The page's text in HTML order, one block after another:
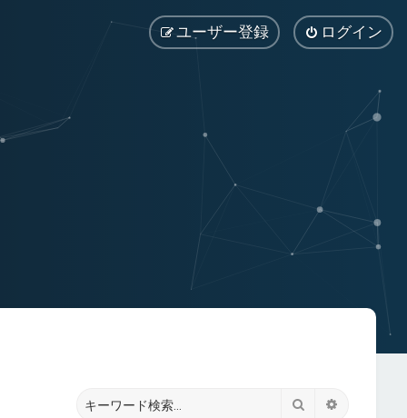
ログイン
ユーザー登録
検索